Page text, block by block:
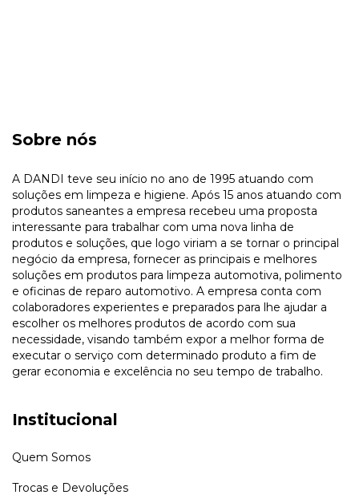
Sobre nós
A DANDI teve seu início no ano de 1995 atuando com
soluções em limpeza e higiene. Após 15 anos atuando com
produtos saneantes a empresa recebeu uma proposta
interessante para trabalhar com uma nova linha de
produtos e soluções, que logo viriam a se tornar o principal
negócio da empresa, fornecer as principais e melhores
soluções em produtos para limpeza automotiva, polimento
e oficinas de reparo automotivo. A empresa conta com
colaboradores experientes e preparados para lhe ajudar a
escolher os melhores produtos de acordo com sua
necessidade, visando também expor a melhor forma de
executar o serviço com determinado produto a fim de
gerar economia e excelência no seu tempo de trabalho.
Institucional
Quem Somos
Trocas e Devoluções